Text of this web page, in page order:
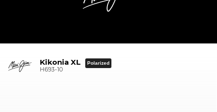
Kikonia XL
H693-10
Polarized